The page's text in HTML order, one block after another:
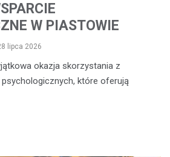
W PIASTOWIE
lipca 2026
okazja skorzystania z
które oferują